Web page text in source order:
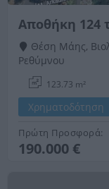
Αποθήκη 124
Θέση Μάης,
Ρεθύμνου
123.73 m²
Χρηματοδότηση
Πρώτη Προσφορά:
190.000 €